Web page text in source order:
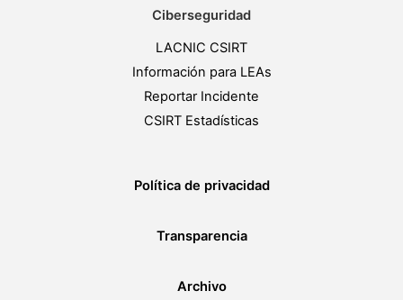
Ciberseguridad
LACNIC CSIRT
Información para LEAs
Reportar Incidente
CSIRT Estadísticas
Política de privacidad
Transparencia
Archivo